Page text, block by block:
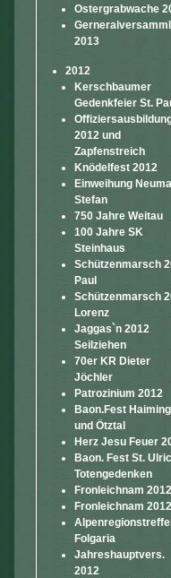
Ostergrabwache
2013
2012
Kerschbaumer
Gedenkfeier St.
2012 und
Zapfenstreich
Knödelfest 2012
Einweihung
Stefan
750 Jahre Weitau
100 Jahre SK
Steinhaus
Schützenmarsch
Paul
Schützenmarsch
Lorenz
Jaggas`n 2012
Seilziehen
70er KR Dieter
Jöchler
Patrozinium 2012
Baon.Fest Haiming
und Ötztal
Herz Jesu Feuer
Baon. Fest St.
Totengedenken
Fronleichnam 2012 I
Fronleichnam 2012
Folgaria
Jahreshauptvers.
2012